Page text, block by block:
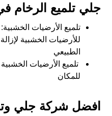
جلي تلميع الرخام
تلميع الأرضيات
للأرضيات الخشبية
الطبيعي
تلميع الأرضيات
للمكان
افضل شركة جلي